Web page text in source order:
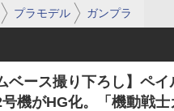
プラモデル ガンプラ
ベース撮り下ろし】ペ
機がHG化。「機動戦